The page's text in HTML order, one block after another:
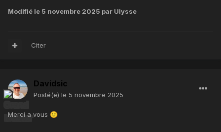
Modifié le 5 novembre 2025 par Ulysse
Citer
Davidsic
Posté(e) le 5 novembre 2025
Merci a vous 🙂